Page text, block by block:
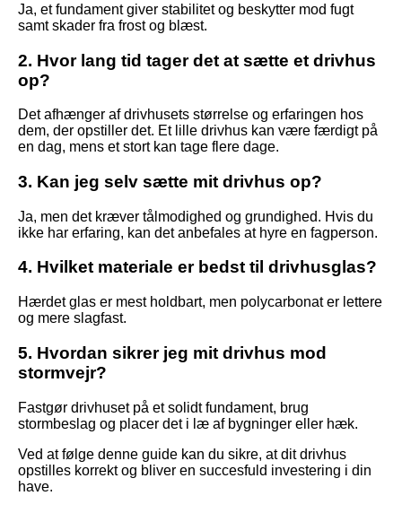
Ja, et fundament giver stabilitet og beskytter mod fugt
samt skader fra frost og blæst.
2. Hvor lang tid tager det at sætte et drivhus
op?
Det afhænger af drivhusets størrelse og erfaringen hos
dem, der opstiller det. Et lille drivhus kan være færdigt på
en dag, mens et stort kan tage flere dage.
3. Kan jeg selv sætte mit drivhus op?
Ja, men det kræver tålmodighed og grundighed. Hvis du
ikke har erfaring, kan det anbefales at hyre en fagperson.
4. Hvilket materiale er bedst til drivhusglas?
Hærdet glas er mest holdbart, men polycarbonat er lettere
og mere slagfast.
5. Hvordan sikrer jeg mit drivhus mod
stormvejr?
Fastgør drivhuset på et solidt fundament, brug
stormbeslag og placer det i læ af bygninger eller hæk.
Ved at følge denne guide kan du sikre, at dit drivhus
opstilles korrekt og bliver en succesfuld investering i din
have.